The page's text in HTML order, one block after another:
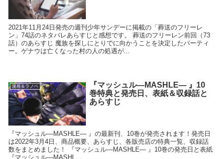
2021年11月24日発売の週刊少年サンデーに掲載の「葬送のフリーレ
ン」74話のネタバレあらすじと感想です。 葬送のフリーレン前回（73
話）のあらすじ 魔族を探しにとりでに向かうことを決定したパーティ
ー。ゲナウは亡くなった村の人の処遇が...
漫画＆ラノベ
『マッシュル―MASHLE― 』10
巻特典と発売日、表紙＆収録話と
あらすじ
『マッシュル―MASHLE― 』の最新刊、10巻が発売されます！発売日
は2022年3月4日、商品概要、あらすじ、各販売店の特典一覧、収録話
数をまとめました！ 『マッシュル―MASHLE― 』10巻の発売日と表紙
『マッシュル―MASHL...